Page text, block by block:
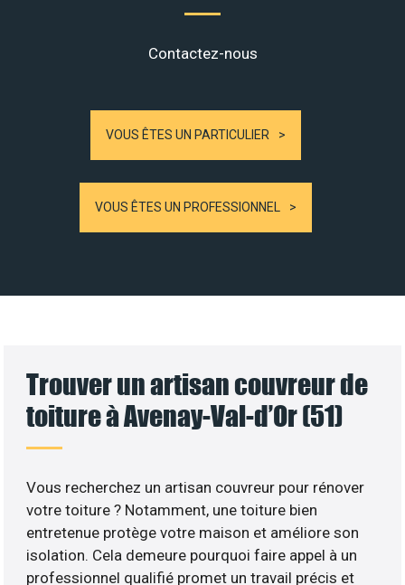
Contactez-nous
VOUS ÊTES UN PARTICULIER
VOUS ÊTES UN PROFESSIONNEL
Trouver un artisan couvreur de
toiture à Avenay-Val-d’Or (51)
Vous recherchez un artisan couvreur pour rénover
votre toiture ? Notamment, une toiture bien
entretenue protège votre maison et améliore son
isolation. Cela demeure pourquoi faire appel à un
professionnel qualifié promet un travail précis et